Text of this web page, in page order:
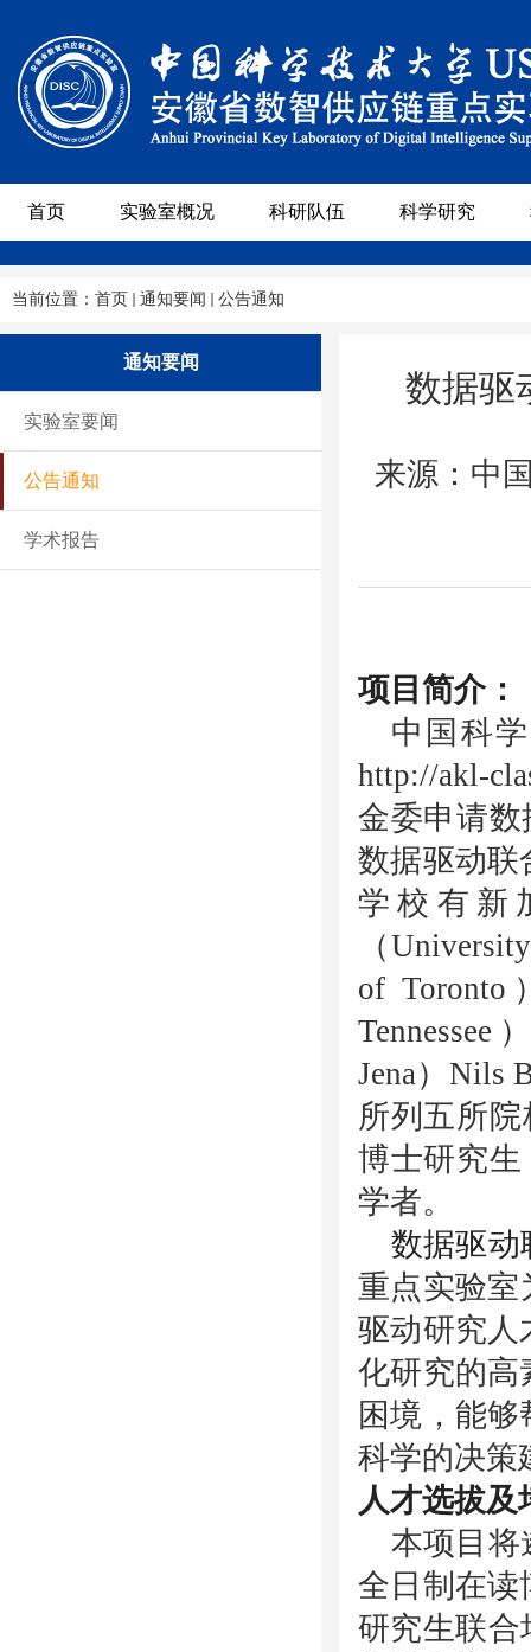
首页 实验室概况 科研队伍 科学研究
当前位置： 首页 通知要闻 公告通知
通知要闻
实验室要闻
公告通知
学术报告
数据驱
来源：中
项目简介：
中国科
http://akl-
金委申请
数据驱动联
学校有新
（
of Toronto
Tennessee
Jena） Nils
所列五所
博士研究生
学者。
数据驱动
重点实验室
驱动研究人
化研究的高
困境，能
科学的决策
人才选拔及
本项目将
全日制在读
研究生联合